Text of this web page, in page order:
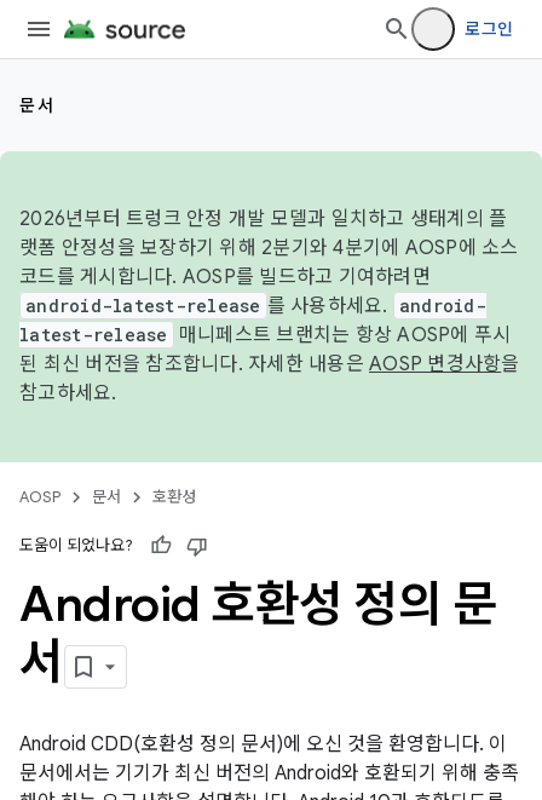
로그인
문서
2026년부터 트렁크 안정 개발 모델과 일치하고 생태계의 플
랫폼 안정성을 보장하기 위해 2분기와 4분기에 AOSP에 소스
코드를 게시합니다. AOSP를 빌드하고 기여하려면
android-latest-release 를 사용하세요.
android-
latest-release
매니페스트 브랜치는 항상 AOSP에 푸시
된 최신 버전을 참조합니다. 자세한 내용은 AOSP 변경사항을
참고하세요.
AOSP 문서 호환성
도움이 되었나요?
Android 호환성 정의 문
서
Android CDD(호환성 정의 문서)에 오신 것을 환영합니다. 이
문서에서는 기기가 최신 버전의 Android와 호환되기 위해 충족